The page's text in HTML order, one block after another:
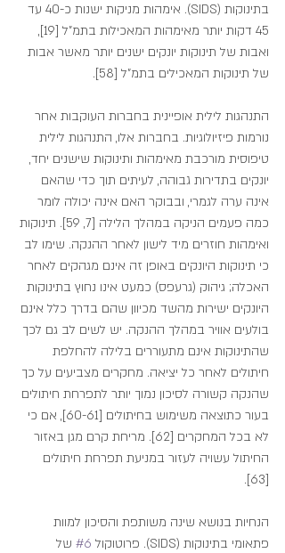
בתינוקות (SIDS). אימהות מניקות ישנות כ-40 עד
45 דקות יותר מאימהות המאכילות בתמ"ל [19],
ואבות של תינוקות יונקים ישנים יותר מאשר אבות
של תינוקות המאכילים בתמ"ל [58].
התנהגות לילית אופיינית בחברות העוקבות אחר
נורמות פיזיולוגיות. בחברות אלו, התנהגות לילית
טיפוסית מורכבת מאימהות ותינוקות שישנים יחד,
יונקים בתדירות גבוהה, לעיתים תוך כדי שהאם
אינה ערה לגמרי, ובבוקר האם אינה יכולה לומר
כמה פעמים הניקה במהלך הלילה [7, 59]. תינוקות
ואימהות חוזרים מיד לישון לאחר ההנקה. שימו לב
כי תינוקות היונקים באופן זה אינם מגהקים לאחר
האכלה; גיהוק (גרעפס) כמעט אינו נחוץ בתינוקות
היונקים ישירות מהשד מכיוון שהם בדרך כלל אינם
בולעים אוויר במהלך ההנקה. יש לשים לב גם לכך
שהתינוקות אינם מתעוררים בלילה להחלפת
חיתולים לאחר כל יציאה. מחקרים מצביעים על כך
שהנקה קשורה לסיכון נמוך יותר לתפרחת חיתולים
בעור כתוצאה משימוש בחיתולים [60-61], אם כי
לא בכל המחקרים [62]. מריחת קרם מגן באזור
החיתול עשויה לעזור במניעת תפרחת חיתולים
[63].
הנחיות בנושא שינה משותפת והסיכון למוות
פתאומי בתינוקות (SIDS). פרוטוקול
#6 של